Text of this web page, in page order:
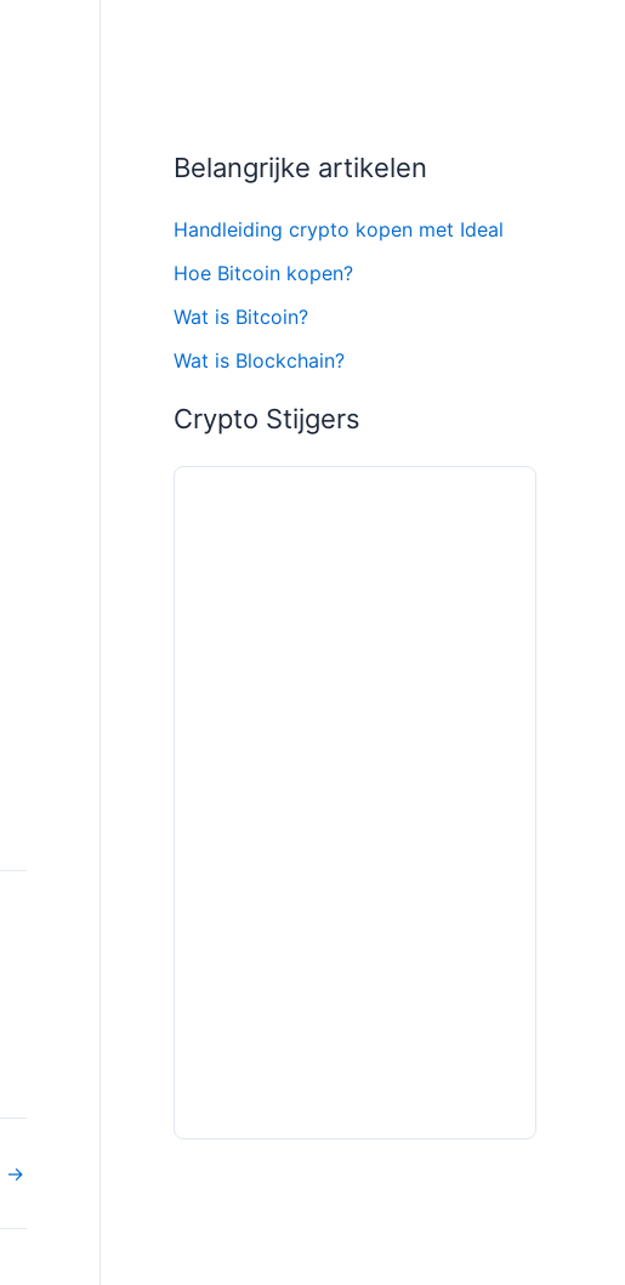
→
Belangrijke artikelen
Handleiding crypto kopen met Ideal
Hoe Bitcoin kopen?
Wat is Bitcoin?
Wat is Blockchain?
Crypto Stijgers